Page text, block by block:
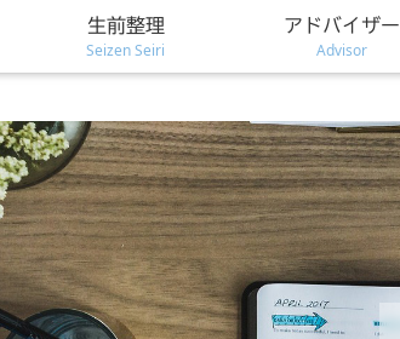
生前整理
Seizen Seiri
アドバイザー
Advisor